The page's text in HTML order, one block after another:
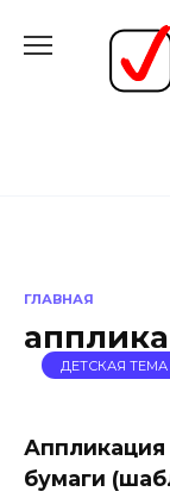
содержанию
ГЛАВНАЯ
ДЕТСКАЯ ТЕМА
бумаги